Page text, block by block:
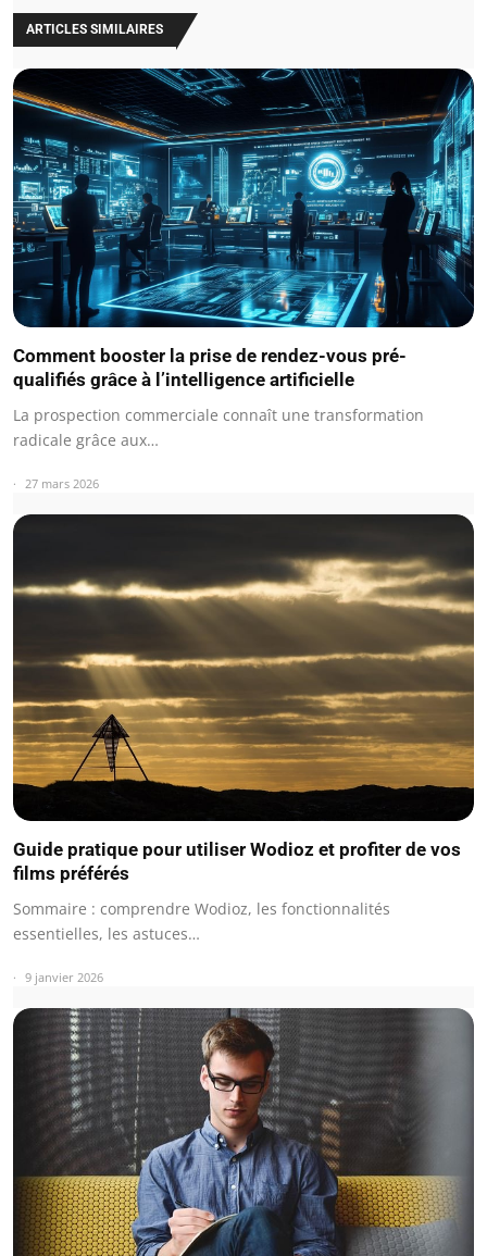
ARTICLES SIMILAIRES
Comment booster la prise de rendez-vous pré-
qualifiés grâce à l’intelligence artificielle
La prospection commerciale connaît une transformation
radicale grâce aux…
27 mars 2026
Guide pratique pour utiliser Wodioz et profiter de vos
films préférés
Sommaire : comprendre Wodioz, les fonctionnalités
essentielles, les astuces…
9 janvier 2026